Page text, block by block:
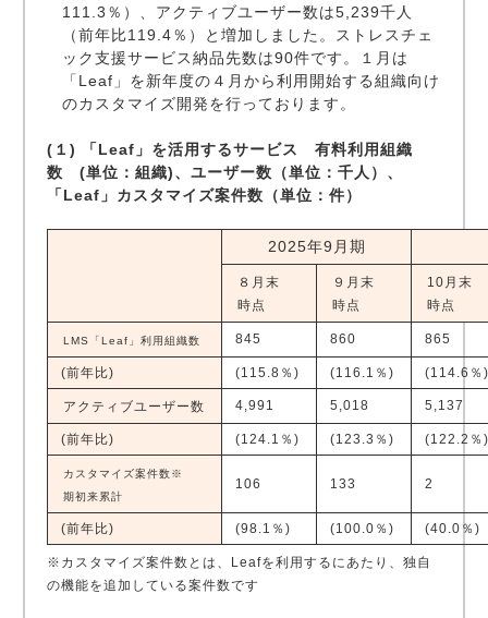
111.3％）、アクティブユーザー数は5,239千人
（前年比119.4％）と増加しました。ストレスチェ
ック支援サービス納品先数は90件です。１月は
「Leaf」を新年度の４月から利用開始する組織向け
のカスタマイズ開発を行っております。
(１) 「Leaf」を活用するサービス 有料利用組織
数 (単位：組織)、ユーザー数（単位：千人）、
「Leaf」カスタマイズ案件数（単位：件）
2025年9月期
８月末
時点
９月末
時点
10月末
時点
LMS「Leaf」利用組織数 845 860 865
(前年比) (115.8％) (116.1％) (114.6％
アクティブユーザー数 4,991 5,018 5,137
(前年比) (124.1％) (123.3％) (122.2％
カスタマイズ案件数※
期初来累計
106 133 2
(前年比) (98.1％) (100.0％) (40.0％)
※カスタマイズ案件数とは、Leafを利用するにあたり、独自
の機能を追加している案件数です